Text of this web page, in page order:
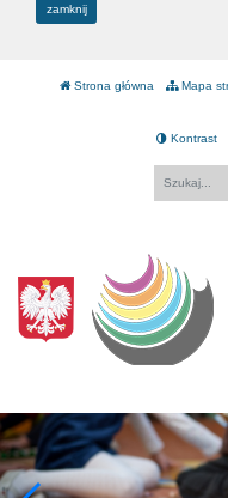
zamknij
Strona główna Mapa
Kontrast